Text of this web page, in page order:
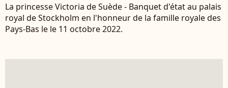
La princesse Victoria de Suède - Banquet d'état au palais
royal de Stockholm en l'honneur de la famille royale des
Pays-Bas le le 11 octobre 2022.